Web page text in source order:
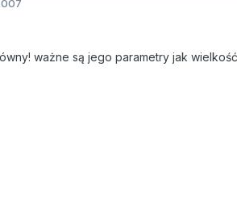
ważne są jego parametry jak